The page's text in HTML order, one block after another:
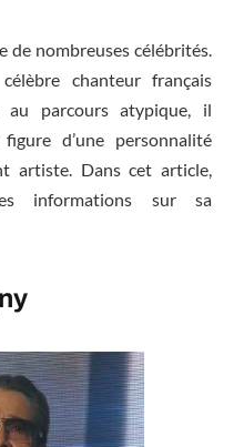
de nombreuses célébrités.
chanteur français
au parcours atypique, il
d’une personnalité
artiste. Dans cet article,
informations sur sa